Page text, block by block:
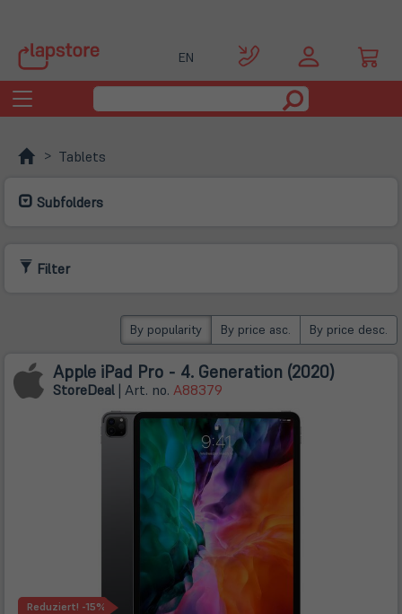
EN
Toggle
navigation
Tablets
Subfolders
Filter
By popularity By price asc. By price desc.
Apple iPad Pro - 4. Generation (2020)
StoreDeal| Art. no. A88379
Reduziert! -15%